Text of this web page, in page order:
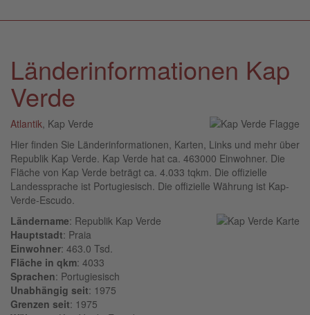
Länderinformationen Kap
Verde
Atlantik , Kap Verde
Hier finden Sie Länderinformationen, Karten, Links und mehr über
Republik Kap Verde. Kap Verde hat ca. 463000 Einwohner. Die
Fläche von Kap Verde beträgt ca. 4.033 tqkm. Die offizielle
Landessprache ist Portugiesisch. Die offizielle Währung ist Kap-
Verde-Escudo.
Ländername: Republik Kap Verde
Hauptstadt: Praia
Einwohner: 463.0 Tsd.
Fläche in qkm: 4033
Sprachen: Portugiesisch
Unabhängig seit: 1975
Grenzen seit: 1975